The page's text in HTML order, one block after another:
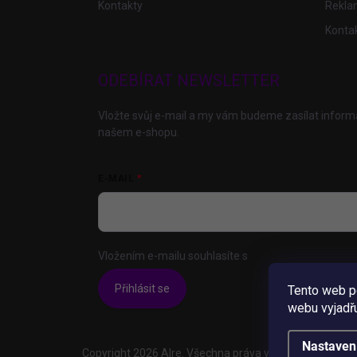
Tento web
webu
Kontakty
ODEBÍRAT NEWSLETTER
Vložte svůj e-mail a my vám budeme zasílat
našem e-shopu.
Vložením e-mailu souhlasíte s
Přihlásit se
Copyright 2026 Alre. Všechna práva vyhrazena.